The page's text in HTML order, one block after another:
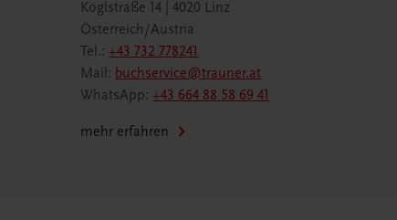
Köglstraße 14 | 4020 Linz
Österreich/Austria
Tel.:+43 732 778241
Mail: buchservice@trauner.at
WhatsApp:+43 664 88 58 69 41
mehr erfahren